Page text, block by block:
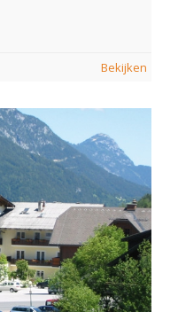
Bekijken